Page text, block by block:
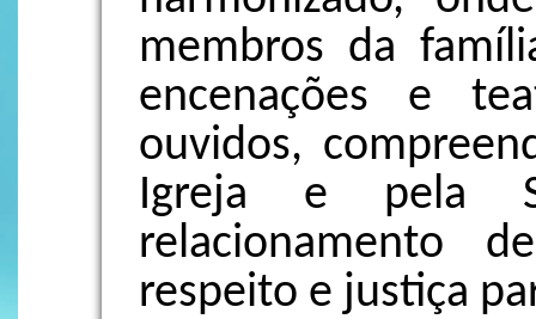
membros da
encenações e
ouvidos,
Igreja e pela
relacionamento
respeito e justiça